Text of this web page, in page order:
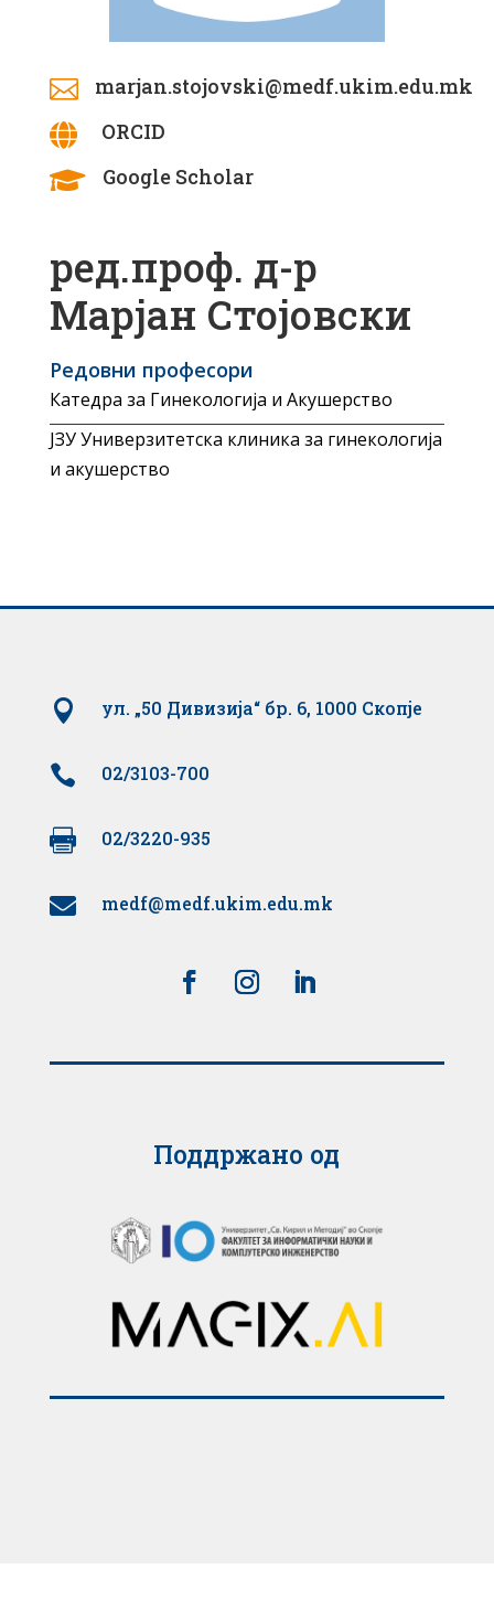
 marjan.stojovski@medf.ukim.edu.mk
 ORCID
 Google Scholar
ред.проф. д-р
Марјан Стојовски
Редовни професори
Катедра за Гинекологија и Акушерство
ЈЗУ Универзитетска клиника за гинекологија
и акушерство
 ул. „50 Дивизија“ бр. 6, 1000 Скопје
 02/3103-700
 02/3220-935
 medf@medf.ukim.edu.mk
Поддржано од